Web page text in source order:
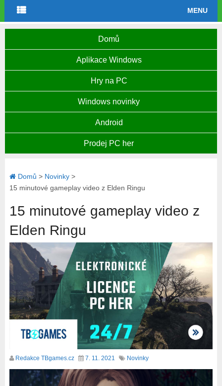
MENU
Domů
Aplikace Windows
Hry na PC
Windows novinky
Android
Prodej PC her
Domů > Novinky>
15 minutové gameplay video z Elden Ringu
15 minutové gameplay video z
Elden Ringu
Redakce TBgames.cz 7. 11. 2021 Novinky